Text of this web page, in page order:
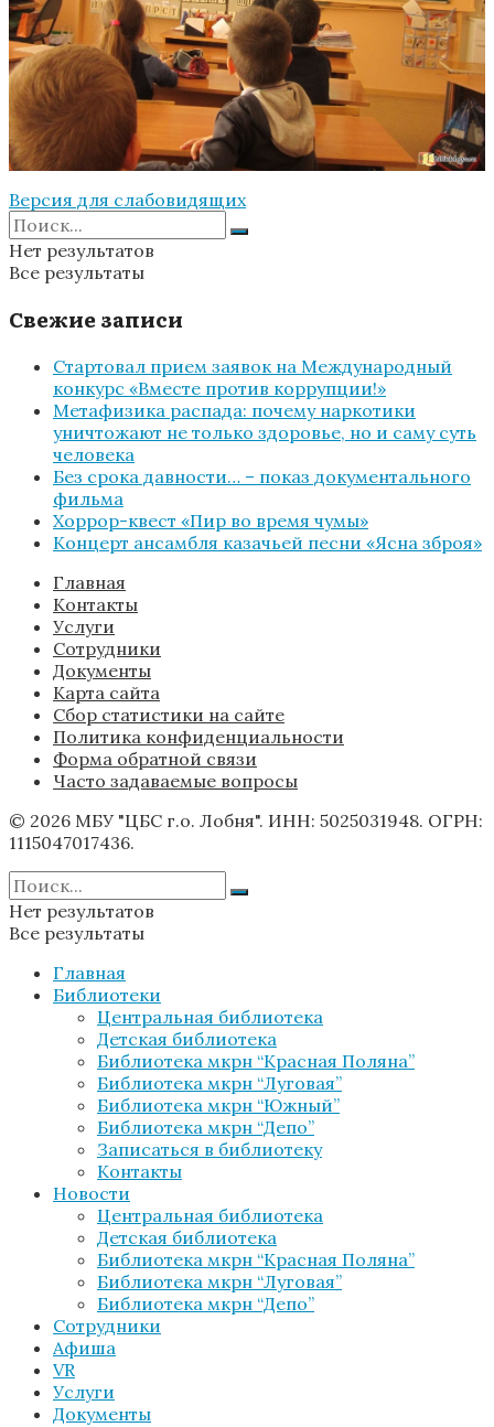
Версия для слабовидящих
Нет результатов
Все результаты
Свежие записи
Стартовал прием заявок на Международный
конкурс «Вместе против коррупции!»
Метафизика распада: почему наркотики
уничтожают не только здоровье, но и саму суть
человека
Без срока давности… – показ документального
фильма
Хоррор-квест «Пир во время чумы»
Концерт ансамбля казачьей песни «Ясна зброя»
Главная
Контакты
Услуги
Сотрудники
Документы
Карта сайта
Сбор статистики на сайте
Политика конфиденциальности
Форма обратной связи
Часто задаваемые вопросы
© 2026 МБУ "ЦБС г.о. Лобня". ИНН: 5025031948. ОГРН:
1115047017436.
Нет результатов
Все результаты
Главная
Библиотеки
Центральная библиотека
Детская библиотека
Библиотека мкрн “Красная Поляна”
Библиотека мкрн “Луговая”
Библиотека мкрн “Южный”
Библиотека мкрн “Депо”
Записаться в библиотеку
Контакты
Новости
Центральная библиотека
Детская библиотека
Библиотека мкрн “Красная Поляна”
Библиотека мкрн “Луговая”
Библиотека мкрн “Депо”
Сотрудники
Афиша
VR
Услуги
Документы